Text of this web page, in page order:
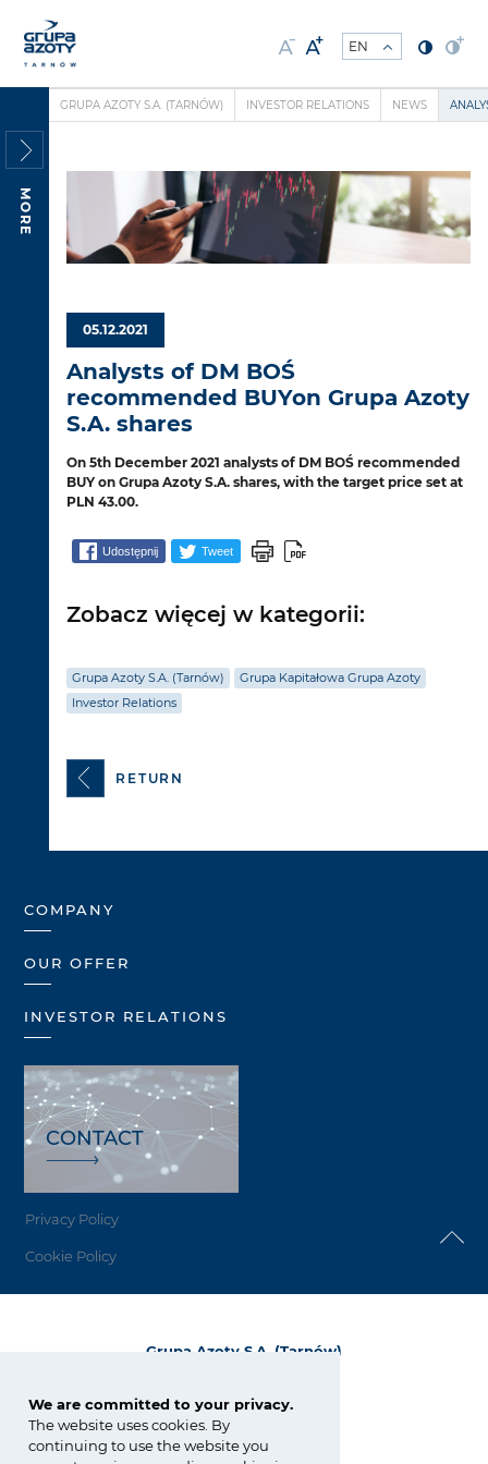
We are committed to your privacy.
The website uses cookies. By
continuing to use the website you
MORE
GRUPA AZOTY S.A. (TARNÓW) INVESTOR RELATIONS NEWS
05.12.2021
Analysts of DM BOŚ
recommended BUYon Grupa Azoty
S.A. shares
On 5th December 2021 analysts of DM BOŚ recommended
BUY on Grupa Azoty S.A. shares, with the target price set at
PLN 43.00.
Udostępnij Tweet
Zobacz więcej w kategorii:
Grupa Azoty S.A. (Tarnów)
Grupa Kapitałowa Grupa Azoty
Investor Relations
RETURN
COMPANY
OUR OFFER
INVESTOR RELATIONS
CONTACT
Privacy Policy
Cookie Policy
Grupa Azoty S.A. (Tarnów)
33-101 Tarnów, Polska
tel.:+48 14 637 37 37
fax: +48 14 633 07 18